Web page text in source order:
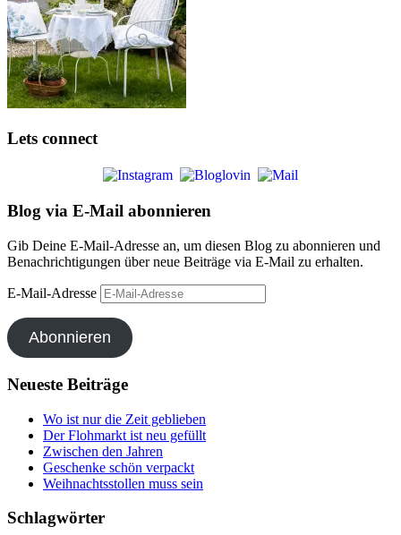
Lets connect
Blog via E-Mail abonnieren
Gib Deine E-Mail-Adresse an, um diesen Blog zu abonnieren und
Benachrichtigungen über neue Beiträge via E-Mail zu erhalten.
E-Mail-Adresse
Abonnieren
Neueste Beiträge
Wo ist nur die Zeit geblieben
Der Flohmarkt ist neu gefüllt
Zwischen den Jahren
Geschenke schön verpackt
Weihnachtsstollen muss sein
Schlagwörter